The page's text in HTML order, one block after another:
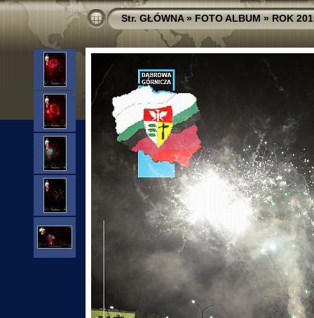
Str. GŁÓWNA»FOTO ALBUM»ROK